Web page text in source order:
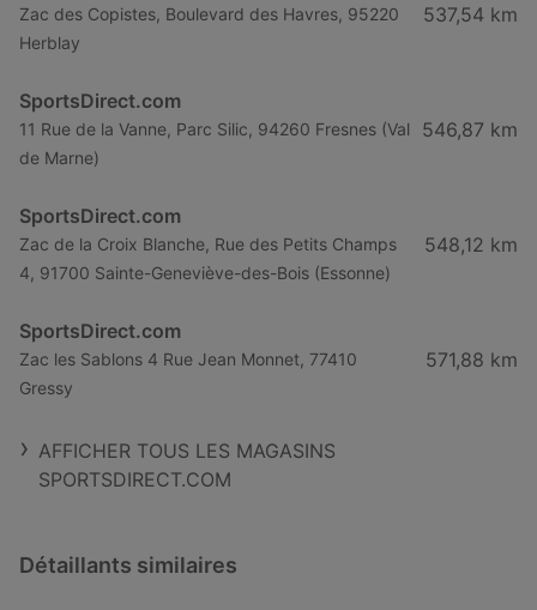
Zac des Copistes, Boulevard des Havres, 95220
Herblay
537,54 km
SportsDirect.com
11 Rue de la Vanne, Parc Silic, 94260 Fresnes (Val
de Marne)
546,87 km
SportsDirect.com
Zac de la Croix Blanche, Rue des Petits Champs
4, 91700 Sainte-Geneviève-des-Bois (Essonne)
548,12 km
SportsDirect.com
Zac les Sablons 4 Rue Jean Monnet, 77410
Gressy
571,88 km
AFFICHER TOUS LES MAGASINS
SPORTSDIRECT.COM
Détaillants similaires